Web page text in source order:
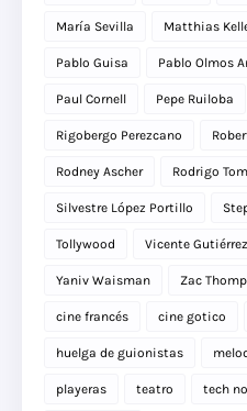
María Sevilla Matthias
Pablo Guisa Pablo Olmos
Paul Cornell Pepe Ruiloba
Rigobergo Perezcano
Rodney Ascher Rodrigo
Silvestre López Portillo
Tollywood Vicente Gutiérrez
Yaniv Waisman Zac
cine francés cine gotico
huelga de guionistas
playeras teatro tech